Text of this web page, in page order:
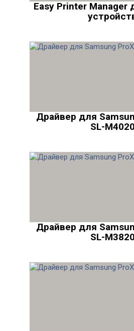
Easy Printer Manager
Драйвер для
SL-M4020
Драйвер для
SL-M3820